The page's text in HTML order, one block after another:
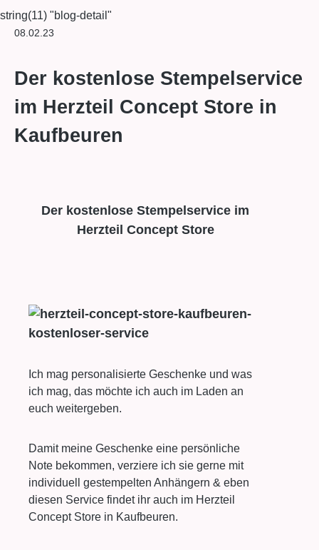
string(11) "blog-detail"
08.02.23
Der kostenlose Stempelservice
im Herzteil Concept Store in
Kaufbeuren
Der kostenlose Stempelservice im
Herzteil Concept Store
Ich mag personalisierte Geschenke und was
ich mag, das möchte ich auch im Laden an
euch weitergeben.
Damit meine Geschenke eine persönliche
Note bekommen, verziere ich sie gerne mit
individuell gestempelten Anhängern & eben
diesen Service findet ihr auch im Herzteil
Concept Store in Kaufbeuren.